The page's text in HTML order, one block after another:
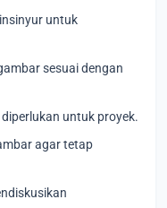
untuk
sesuai dengan
untuk proyek.
agar tetap